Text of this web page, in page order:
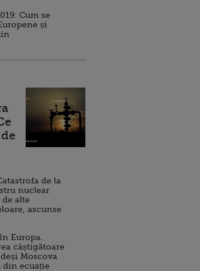
Cum se
și
de la
nuclear
alte
ascunse
Europa.
câștigătoare
Moscova
din ecuație